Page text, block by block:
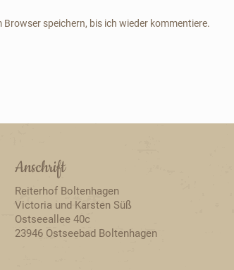
speichern, bis ich wieder kommentiere.
Anschrift
Reiterhof Boltenhagen
Victoria und Karsten Süß
Ostseeallee 40c
23946 Ostseebad Boltenhagen